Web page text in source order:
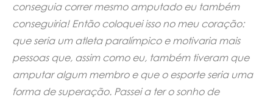
conseguia correr mesmo amputado eu também
conseguiria! Então coloquei isso no meu coração:
que seria um atleta paralímpico e motivaria mais
pessoas que, assim como eu, também tiveram que
amputar algum membro e que o esporte seria uma
forma de superação. Passei a ter o sonho de